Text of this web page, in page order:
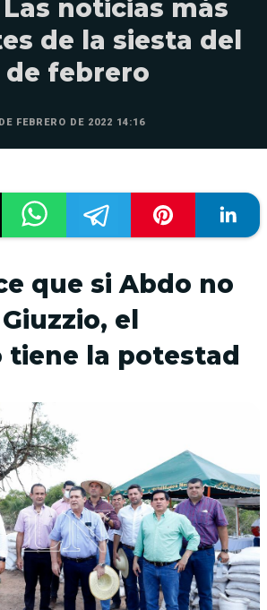
Las noticias más
de la siesta del
de febrero
FEBRERO DE 2022 14:16
que si Abdo no
el
tiene la potestad